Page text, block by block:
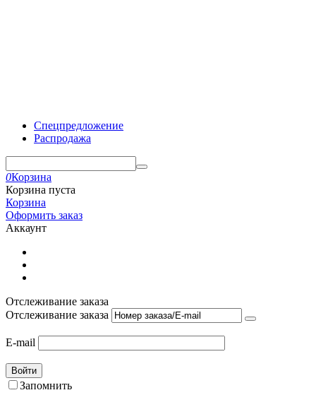
Спецпредложение
Распродажа
0Корзина
Корзина пуста
Корзина
Оформить заказ
Аккаунт
Отслеживание заказа
Отслеживание заказа
E-mail
Войти
Запомнить